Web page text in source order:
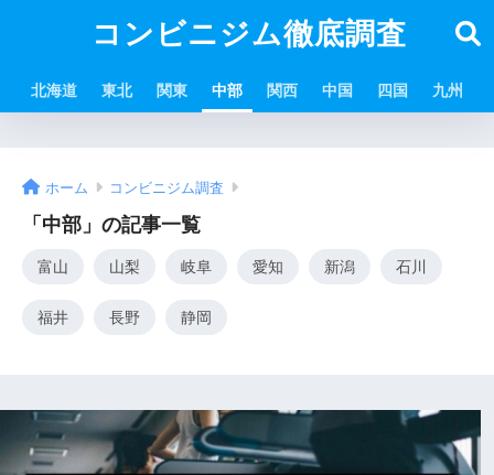
コンビニジム徹底調査
北海道 東北 関東 中部 関西 中国 四国 九州
ホーム コンビニジム調査
「中部」の記事一覧
富山 山梨 岐阜 愛知 新潟 石川
福井 長野 静岡